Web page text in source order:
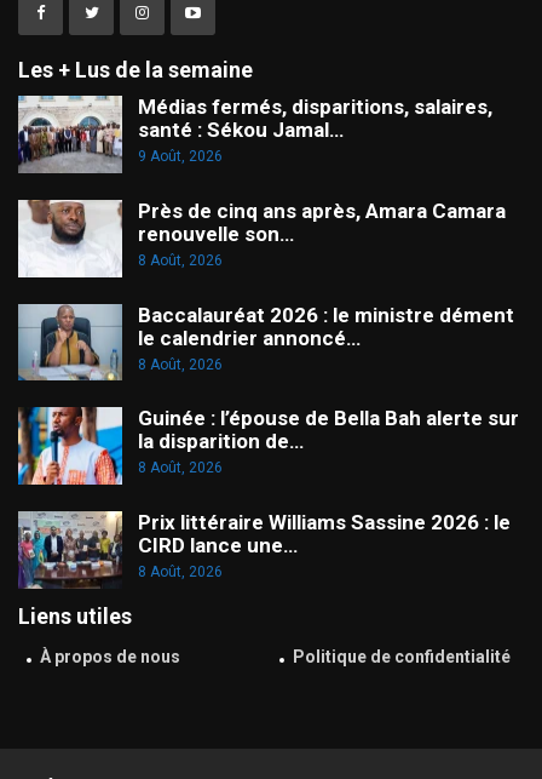
Les + Lus de la semaine
Médias fermés, disparitions, salaires,
santé : Sékou Jamal…
9 Août, 2026
Près de cinq ans après, Amara Camara
renouvelle son…
8 Août, 2026
Baccalauréat 2026 : le ministre dément
le calendrier annoncé…
8 Août, 2026
Guinée : l’épouse de Bella Bah alerte sur
la disparition de…
8 Août, 2026
Prix littéraire Williams Sassine 2026 : le
CIRD lance une…
8 Août, 2026
Liens utiles
À propos de nous Politique de confidentialité